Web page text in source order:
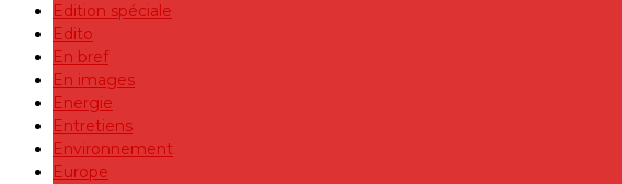
Edition spéciale
Edito
En bref
En images
Energie
Entretiens
Environnement
Europe